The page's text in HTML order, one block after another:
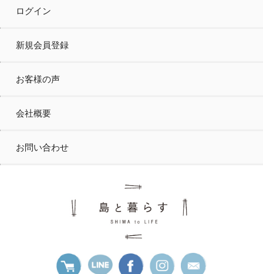
ログイン
新規会員登録
お客様の声
会社概要
お問い合わせ